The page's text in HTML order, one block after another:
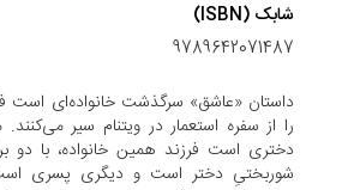
شابک (ISBN)
9789642071487
داستان «عاشق» سرگذشت خانواده‌اى است
را از سفره استعمار در ویتنام سیر
دخترى است فرزند همین خانواده، با دو
شوربختىِ دختر است و دیگرى پسرى است